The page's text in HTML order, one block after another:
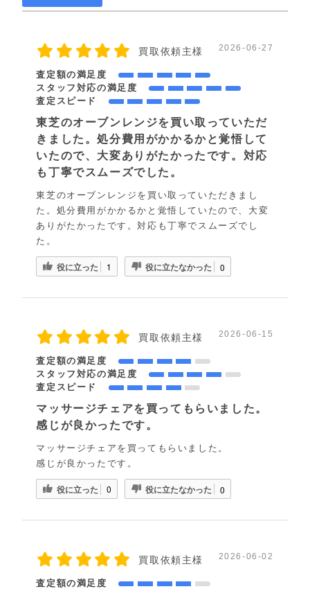
買取依頼主様 2026-06-27
査定額の満足度
スタッフ対応の満足度
査定スピード
東芝のオーブンレンジを買い取っていただ
きました。処分費用がかかるかと覚悟して
いたので、大変ありがたかったです。対応
も丁寧でスムーズでした。
東芝のオーブンレンジを買い取っていただきまし
た。処分費用がかかるかと覚悟していたので、大変
ありがたかったです。対応も丁寧でスムーズでし
た。
役に立った 1 役に立たなかった 0
買取依頼主様 2026-06-15
査定額の満足度
スタッフ対応の満足度
査定スピード
マッサージチェアを買ってもらいました。
感じが良かったです。
マッサージチェアを買ってもらいました。
感じが良かったです。
役に立った 0 役に立たなかった 0
買取依頼主様 2026-06-02
査定額の満足度